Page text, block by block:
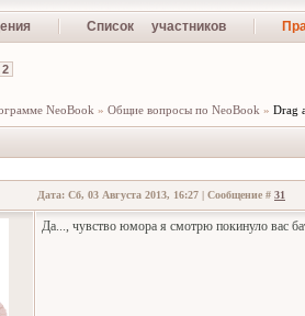
Список участников
2
NeoBook » Общие вопросы по NeoBook » Drag
Дата: Сб, 03 Августа 2013, 16:27 | Сообщение # 31
Да..., чувство юмора я смотрю покинуло вас